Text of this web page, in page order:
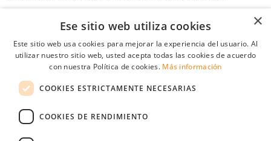
Acceso empresas
Contraseña
Recordarme
×
Ese sitio web utiliza cookies
Este sitio web usa cookies para mejorar la experiencia del usuario. Al
utilizar nuestro sitio web, usted acepta todas las cookies de acuerdo
con nuestra Política de cookies. Más información
COOKIES ESTRICTAMENTE NECESARIAS
COOKIES DE RENDIMIENTO